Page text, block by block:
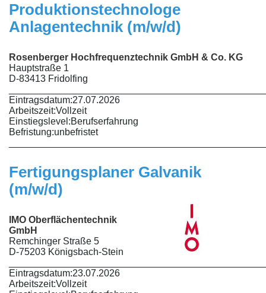
Produktionstechnologe
Anlagentechnik (m/w/d)
Rosenberger Hochfrequenztechnik GmbH & Co. KG
Hauptstraße 1
D-83413 Fridolfing
Eintragsdatum:27.07.2026
Arbeitszeit:Vollzeit
Einstiegslevel:Berufserfahrung
Befristung:unbefristet
Fertigungsplaner Galvanik
(m/w/d)
IMO Oberflächentechnik
GmbH
Remchinger Straße 5
D-75203 Königsbach-Stein
Eintragsdatum:23.07.2026
Arbeitszeit:Vollzeit